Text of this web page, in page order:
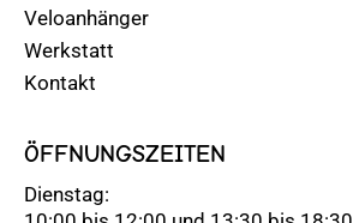
Veloanhänger
Werkstatt
Kontakt
ÖFFNUNGSZEITEN
Dienstag: